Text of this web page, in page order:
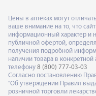
Цены в аптеках могут
ваше внимание на то, что сайт
информационный характер и
публичной офертой,
получения подробной
наличии товара в
телефону 8 (800) 777-03-03
Согласно постановлению
"Об утверждении Правил
розничной торговли